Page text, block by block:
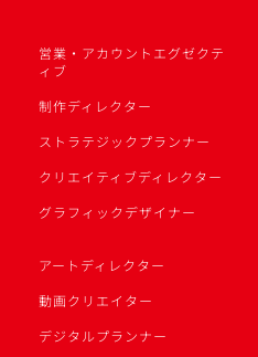
営業・アカウントエグゼクテ
ィブ
制作ディレクター
ストラテジックプランナー
クリエイティブディレクター
グラフィックデザイナー
アートディレクター
動画クリエイター
デジタルプランナー